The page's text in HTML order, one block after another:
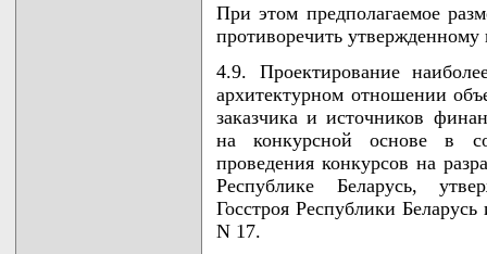
При этом предполагаемое
противоречить утвержденному
4.9. Проектирование
архитектурном отношении
заказчика и источников
на конкурсной основе в
проведения конкурсов на
Республике Беларусь,
Госстроя Республики
N 17.